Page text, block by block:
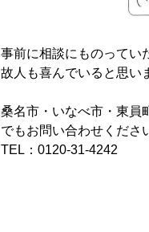
事前に相談にものってい
故人も喜んでいると思い
桑名市・いなべ市・東
でもお問い合わせくださ
TEL：0120-31-4242